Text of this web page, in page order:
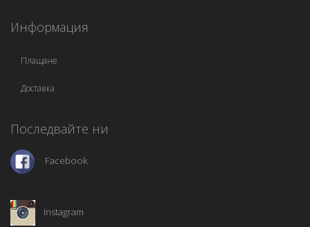
Информация
Плащане
Доставка
Последвайте ни
Facebook
Instagram